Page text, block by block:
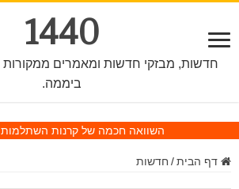
1440
ביממה.
השוואה חכמה של קרנות השתלמות
דף הבית / חדשות